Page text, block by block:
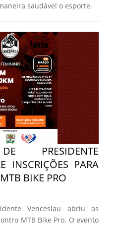
saudável o esporte.
PRESIDENTE
INSCRIÇÕES PARA
BIKE PRO
Venceslau abriu as
MTB Bike Pro. O evento